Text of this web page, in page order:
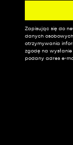
Alternative:
Zapisując się do
danych
otrzymywania
zgodę na
podany adres e-